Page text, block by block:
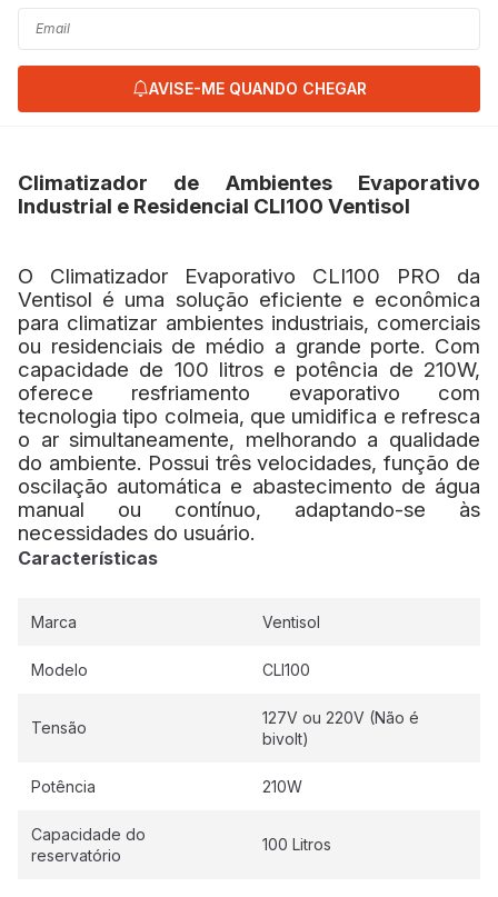
AVISE-ME QUANDO CHEGAR
Climatizador de Ambientes Evaporativo
Industrial e Residencial CLI100 Ventisol
O Climatizador Evaporativo CLI100 PRO da
Ventisol é uma solução eficiente e econômica
para climatizar ambientes industriais, comerciais
ou residenciais de médio a grande porte. Com
capacidade de 100 litros e potência de 210W,
oferece resfriamento evaporativo com
tecnologia tipo colmeia, que umidifica e refresca
o ar simultaneamente, melhorando a qualidade
do ambiente. Possui três velocidades, função de
oscilação automática e abastecimento de água
manual ou contínuo, adaptando-se às
necessidades do usuário.
Características
Marca Ventisol
Modelo CLI100
Tensão
127V ou 220V (Não é
bivolt)
Potência 210W
Capacidade do
reservatório
100 Litros